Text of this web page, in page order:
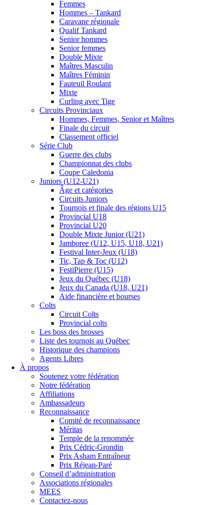
Femmes
Hommes – Tankard
Caravane régionale
Qualif Tankard
Senior hommes
Senior femmes
Double Mixte
Maîtres Masculin
Maîtres Féminin
Fauteuil Roulant
Mixte
Curling avec Tige
Circuits Provinciaux
Hommes, Femmes, Senior et Maîtres
Finale du circuit
Classement officiel
Série Club
Guerre des clubs
Championnat des clubs
Coupe Caledonia
Juniors (U12-U21)
Âge et catégories
Circuits Juniors
Tournois et finale des régions U15
Provincial U18
Provincial U20
Double Mixte Junior (U21)
Jamboree (U12, U15, U18, U21)
Festival Inter-Jeux (U18)
Tic, Tap & Toc (U12)
FestiPierre (U15)
Jeux du Québec (U18)
Jeux du Canada (U18, U21)
Aide financière et bourses
Colts
Circuit Colts
Provincial colts
Les boss des brosses
Liste des tournois au Québec
Historique des champions
Agents Libres
À propos
Soutenez votre fédération
Notre fédération
Affiliations
Ambassadeurs
Reconnaissance
Comité de reconnaissance
Méritas
Temple de la renommée
Prix Cédric-Grondin
Prix Asham Entraîneur
Prix Réjean-Paré
Conseil d’administration
Associations régionales
MEES
Contactez-nous